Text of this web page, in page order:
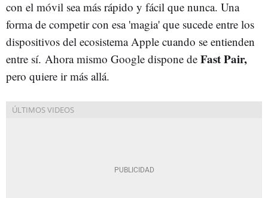
con el móvil sea más rápido y fácil que nunca. Una
forma de competir con esa 'magia' que sucede entre los
dispositivos del ecosistema Apple cuando se entienden
entre sí. Ahora mismo Google dispone de Fast Pair,
pero quiere ir más allá.